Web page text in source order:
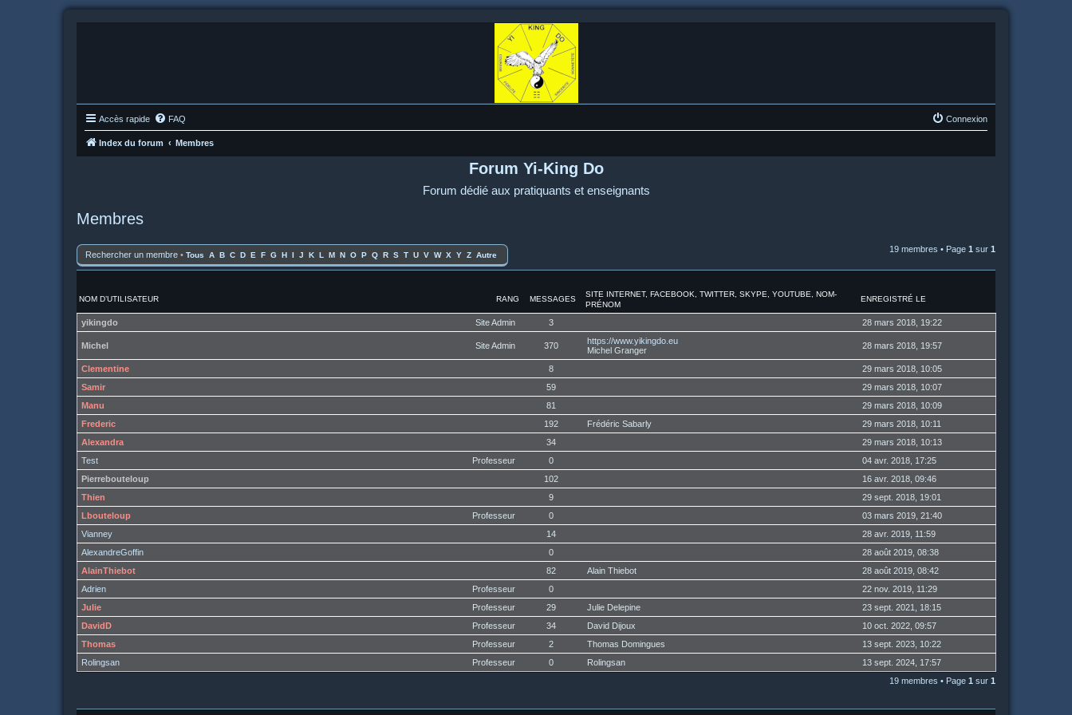
Accès rapide FAQ Connexion
Index du forum Membres
Forum Yi-King Do
Forum dédié aux pratiquants et enseignants
Membres
Rechercher un membre • Tous A B C D E F G H I J K L M N O P Q R S T U V W X Y Z Autre
19 membres • Page 1 sur 1
RANG
NOM D’UTILISATEUR MESSAGES
SITE INTERNET, FACEBOOK, TWITTER, SKYPE, YOUTUBE, NOM-
PRÉNOM
ENREGISTRÉ LE
Site Admin
yikingdo 3 28 mars 2018, 19:22
Site Admin
Michel 370
https://www.yikingdo.eu
Michel Granger
28 mars 2018, 19:57
Clementine 8
29 mars 2018, 10:05
Samir
59
29 mars 2018, 10:07
Manu
81
29 mars 2018, 10:09
Frederic
192 Frédéric Sabarly
29 mars 2018, 10:11
Alexandra
34
29 mars 2018, 10:13
Professeur
Test 0
04 avr. 2018, 17:25
Pierrebouteloup
102
16 avr. 2018, 09:46
Thien
9
29 sept. 2018, 19:01
Professeur
Lbouteloup 0
03 mars 2019, 21:40
Vianney
14
28 avr. 2019, 11:59
AlexandreGoffin
0
28 août 2019, 08:38
AlainThiebot
82 Alain Thiebot
28 août 2019, 08:42
Professeur
Adrien 0
22 nov. 2019, 11:29
Professeur
Julie 29 Julie Delepine
23 sept. 2021, 18:15
Professeur
DavidD 34 David Dijoux
10 oct. 2022, 09:57
Professeur
Thomas 2 Thomas Domingues
13 sept. 2023, 10:22
Professeur
Rolingsan 0 Rolingsan
13 sept. 2024, 17:57
19 membres • Page 1 sur 1